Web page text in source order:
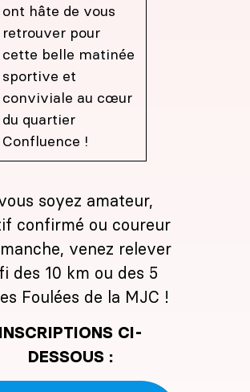
ont hâte de vous
retrouver pour
cette belle matinée
sportive et
conviviale au cœur
du quartier
Confluence !
soyez amateur,
confirmé ou coureur
venez relever
des 10 km ou des 5
Foulées de la MJC !
INSCRIPTIONS CI-
DESSOUS :